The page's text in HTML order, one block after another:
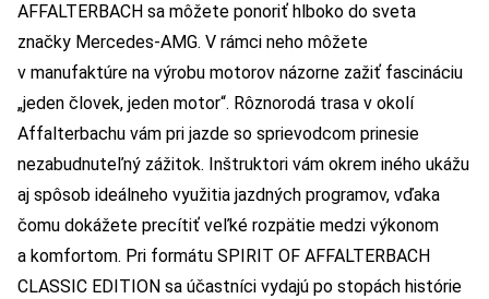
AFFALTERBACH sa môžete ponoriť hlboko do sveta
značky Mercedes-AMG. V rámci neho môžete
v manufaktúre na výrobu motorov názorne zažiť fascináciu
„jeden človek, jeden motor“. Rôznorodá trasa v okolí
Affalterbachu vám pri jazde so sprievodcom prinesie
nezabudnuteľný zážitok. Inštruktori vám okrem iného ukážu
aj spôsob ideálneho využitia jazdných programov, vďaka
čomu dokážete precítiť veľké rozpätie medzi výkonom
a komfortom. Pri formátu SPIRIT OF AFFALTERBACH
CLASSIC EDITION sa účastníci vydajú po stopách histórie